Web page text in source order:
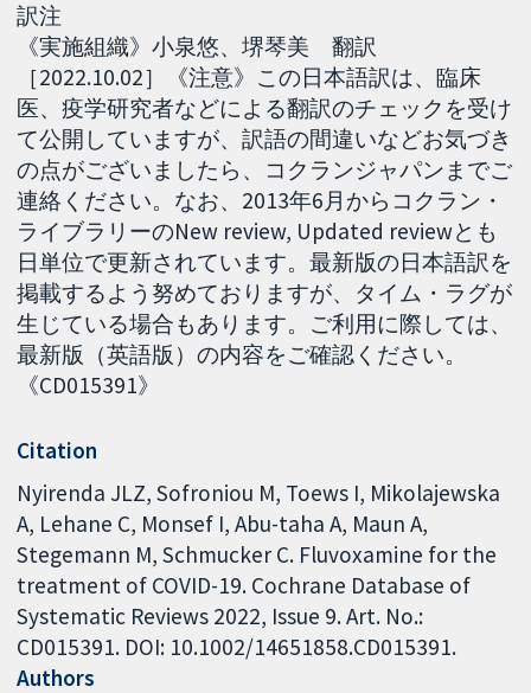
訳注
《実施組織》小泉悠、堺琴美 翻訳
［2022.10.02］《注意》この日本語訳は、臨床
医、疫学研究者などによる翻訳のチェックを受け
て公開していますが、訳語の間違いなどお気づき
の点がございましたら、コクランジャパンまでご
連絡ください。なお、2013年6月からコクラン・
ライブラリーのNew review, Updated reviewとも
日単位で更新されています。最新版の日本語訳を
掲載するよう努めておりますが、タイム・ラグが
生じている場合もあります。ご利用に際しては、
最新版（英語版）の内容をご確認ください。
《CD015391》
Citation
Nyirenda JLZ, Sofroniou M, Toews I, Mikolajewska
A, Lehane C, Monsef I, Abu-taha A, Maun A,
Stegemann M, Schmucker C. Fluvoxamine for the
treatment of COVID-19. Cochrane Database of
Systematic Reviews 2022, Issue 9. Art. No.:
CD015391. DOI: 10.1002/14651858.CD015391.
Authors